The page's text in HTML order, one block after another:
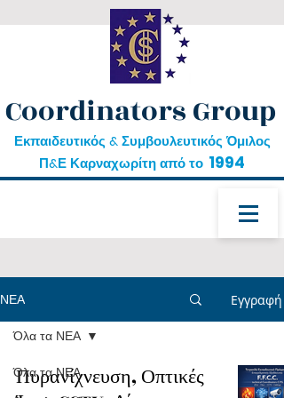
Coordinators Group
Εκπαιδευτικός & Συμβουλευτικός Όμιλος
Π&Ε Καρναχωρίτη από το 1994
ΝΕΑ Εγγραφή
Όλα τα ΝΕΑ
Όλα τα ΝΕΑ
Πυρανίχνευση, Οπτικές